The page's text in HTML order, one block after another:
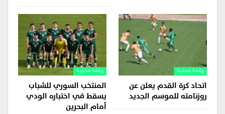
رياضة محلية
اتحاد كرة القدم يعلن عن
روزنامته للموسم الجديد
رياضة محلية
المنتخب السوري للشباب
يسقط في اختباره الودي
أمام البحرين